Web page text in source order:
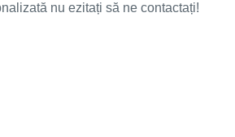
nu ezitați să ne contactați!